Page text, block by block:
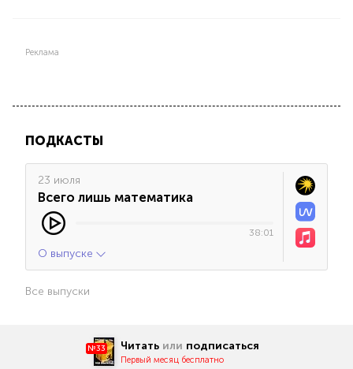
Реклама
ПОДКАСТЫ
23 июля
Всего лишь математика
38:01
О выпуске
Все выпуски
№33 Читать или подписаться
Первый месяц бесплатно